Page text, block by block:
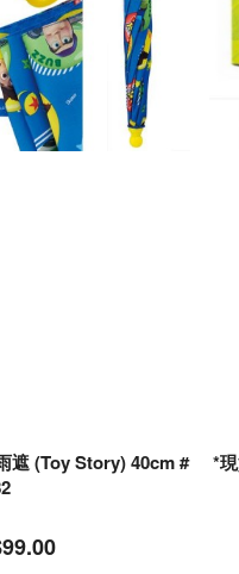
遮 (Toy Story) 40cm #
*